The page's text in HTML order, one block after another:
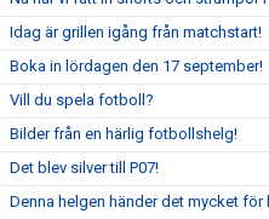
Idag är grillen igång från matchstart!
Boka in lördagen den 17 september!
Vill du spela fotboll?
Bilder från en härlig fotbollshelg!
Det blev silver till P07!
Denna helgen händer det mycket för